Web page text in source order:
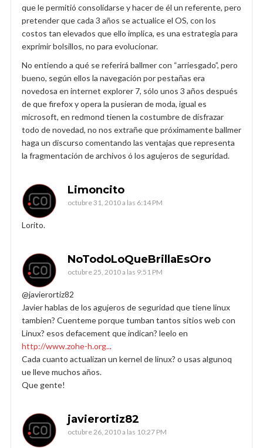
que le permitió consolidarse y hacer de él un referente, pero
pretender que cada 3 años se actualice el OS, con los
costos tan elevados que ello implica, es una estrategia para
exprimir bolsillos, no para evolucionar.
No entiendo a qué se referirá ballmer con “arriesgado”, pero
bueno, según ellos la navegación por pestañas era
novedosa en internet explorer 7, sólo unos 3 años después
de que firefox y opera la pusieran de moda, igual es
microsoft, en redmond tienen la costumbre de disfrazar
todo de novedad, no nos extrañe que próximamente ballmer
haga un discurso comentando las ventajas que representa
la fragmentación de archivos ó los agujeros de seguridad.
Limoncito
octubre 31, 2010 a las 6:14 PM
Lorito.
NoTodoLoQueBrillaEsOro
octubre 25, 2010 a las 9:51 PM
@javierortiz82
Javier hablas de los agujeros de seguridad que tiene linux
tambien? Cuenteme porque tumban tantos sitios web con
Linux? esos defacement que indican? leelo en
http://www.zohe-h.org...
Cada cuanto actualizan un kernel de linux? o usas algunoq
ue lleve muchos años.
Que gente!
javierortiz82
octubre 26, 2010 a las 10:27 PM